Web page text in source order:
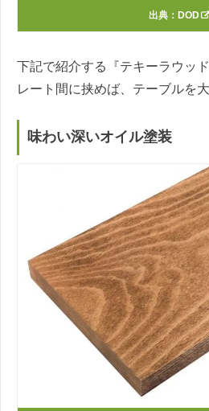
出典： DOD
下記で紹介する『テキーラウッ
レート間に挟めば、テーブルを
味わい深いオイル塗装